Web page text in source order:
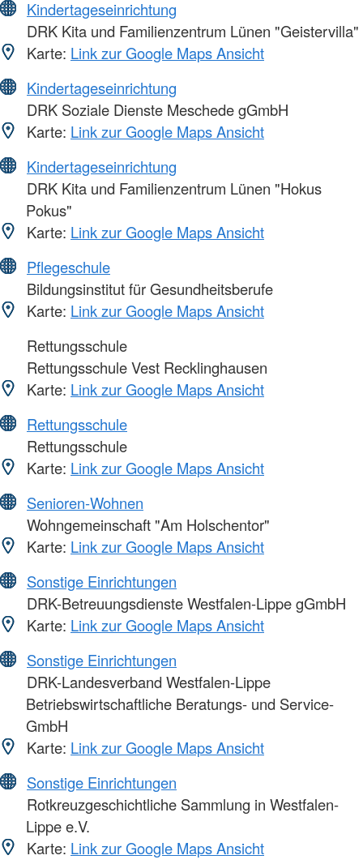
Kindertageseinrichtung
DRK Kita und Familienzentrum Lünen "Geistervilla"
Karte: Link zur Google Maps Ansicht
Kindertageseinrichtung
DRK Soziale Dienste Meschede gGmbH
Karte: Link zur Google Maps Ansicht
Kindertageseinrichtung
DRK Kita und Familienzentrum Lünen "Hokus
Pokus"
Karte: Link zur Google Maps Ansicht
Pflegeschule
Bildungsinstitut für Gesundheitsberufe
Karte: Link zur Google Maps Ansicht
Rettungsschule
Rettungsschule Vest Recklinghausen
Karte: Link zur Google Maps Ansicht
Rettungsschule
Rettungsschule
Karte: Link zur Google Maps Ansicht
Senioren-Wohnen
Wohngemeinschaft "Am Holschentor"
Karte: Link zur Google Maps Ansicht
Sonstige Einrichtungen
DRK-Betreuungsdienste Westfalen-Lippe gGmbH
Karte: Link zur Google Maps Ansicht
Sonstige Einrichtungen
DRK-Landesverband Westfalen-Lippe
Betriebswirtschaftliche Beratungs- und Service-
GmbH
Karte: Link zur Google Maps Ansicht
Sonstige Einrichtungen
Rotkreuzgeschichtliche Sammlung in Westfalen-
Lippe e.V.
Karte: Link zur Google Maps Ansicht